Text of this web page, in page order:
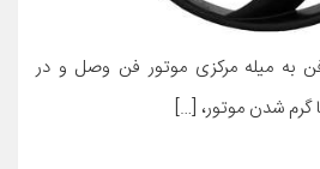
به میله مرکزی موتور فن وصل و در
گرم شدن موتور، […]